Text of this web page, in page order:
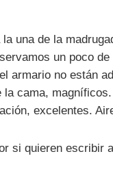
una de la
un poco
no están
cama,
excelentes.
si quieren escribir